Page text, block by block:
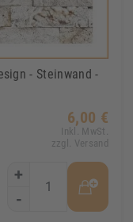
- Steinwand -
6,00 €
Inkl. MwSt.
zzgl. Versand
+
-